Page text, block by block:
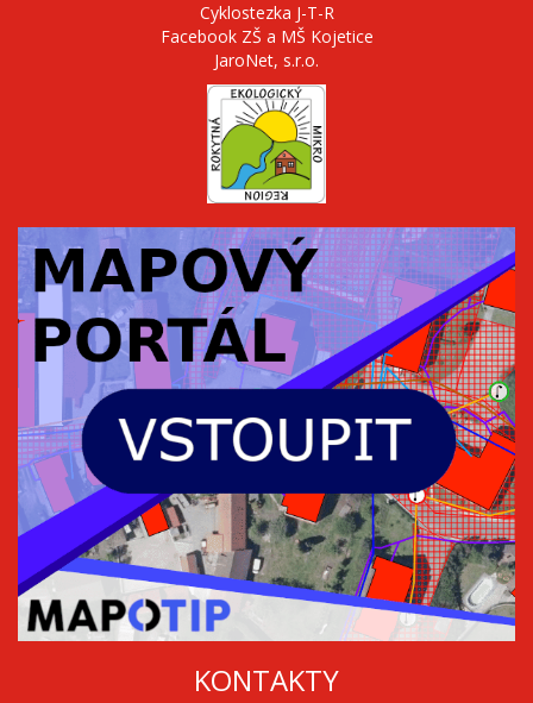
Cyklostezka J-T-R
Facebook ZŠ a MŠ Kojetice
JaroNet, s.r.o.
KONTAKTY